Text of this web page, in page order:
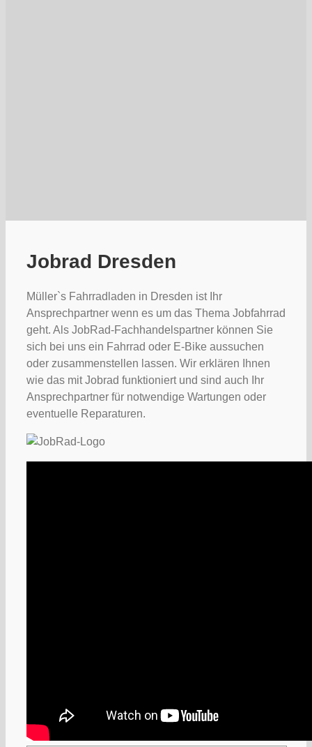
Jobrad Dresden
Müller`s Fahrradladen in Dresden ist Ihr
Ansprechpartner wenn es um das Thema Jobfahrrad
geht. Als JobRad-Fachhandelspartner können Sie
sich bei uns ein Fahrrad oder E-Bike aussuchen
oder zusammenstellen lassen. Wir erklären Ihnen
wie das mit Jobrad funktioniert und sind auch Ihr
Ansprechpartner für notwendige Wartungen oder
eventuelle Reparaturen.